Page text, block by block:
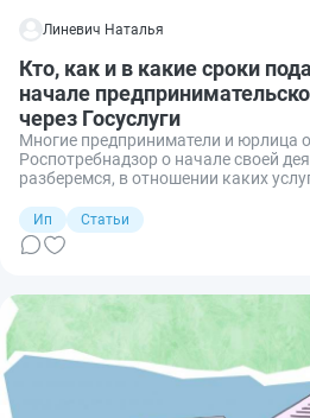
Линевич Наталья
Кто, как и в какие сроки
начале
через Госуслуги
Многие предприниматели и юрлица
Роспотребнадзор о начале своей
разберемся, в отношении каких
направить и в какое время, и что
этот документ в срок.
Ип
Статьи